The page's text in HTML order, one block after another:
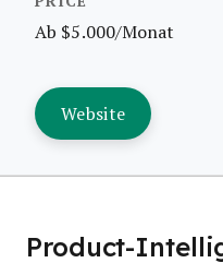
Ab $5.000/Monat
Website
Product-